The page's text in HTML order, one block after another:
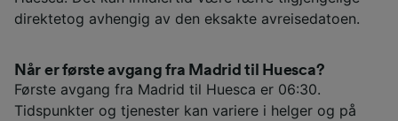
direktetog avhengig av den eksakte avreisedatoen.
Når er første avgang fra Madrid til Huesca?
Første avgang fra Madrid til Huesca er 06:30.
Tidspunkter og tjenester kan variere i helger og på